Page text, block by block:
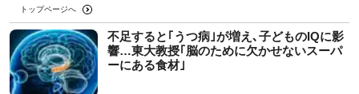
トップページへ
不足すると｢うつ病｣が増え､子どものIQに影
響…東大教授｢脳のために欠かせないスーパ
ーにある食材｣